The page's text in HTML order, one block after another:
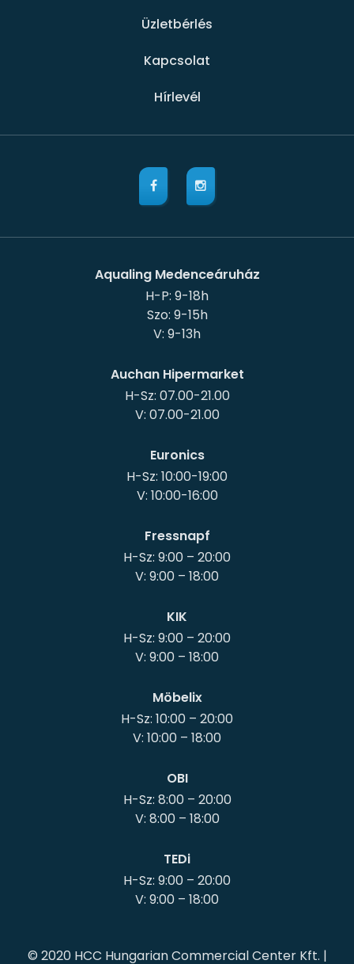
Üzletbérlés
Kapcsolat
Hírlevél
Aqualing Medenceáruház
H-P: 9-18h
Szo: 9-15h
Auchan Hipermarket
H-Sz: 07.00-21.00
V: 07.00-21.00
Euronics
H-Sz: 10:00-19:00
V: 10:00-16:00
Fressnapf
H-Sz: 9:00 – 20:00
KIK
H-Sz: 9:00 – 20:00
Möbelix
H-Sz: 10:00 – 20:00
OBI
H-Sz: 8:00 – 20:00
V: 8:00 – 18:00
TEDi
H-Sz: 9:00 – 20:00
© 2020 HCC Hungarian Commercial Center Kft. |